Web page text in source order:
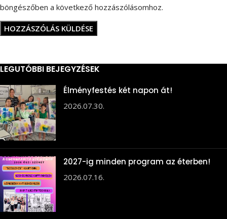
böngészőben a következő hozzászólásomhoz.
LEGUTÓBBI BEJEGYZÉSEK
Élményfestés két napon át!
2026.07.30.
2027-ig minden program az éterben!
2026.07.16.